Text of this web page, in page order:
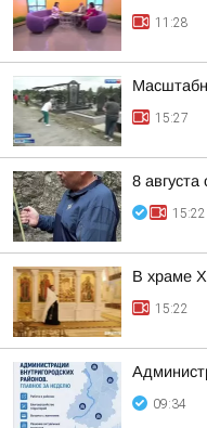
11:28
15:27
8
15:22
В храме
15:22
09:34